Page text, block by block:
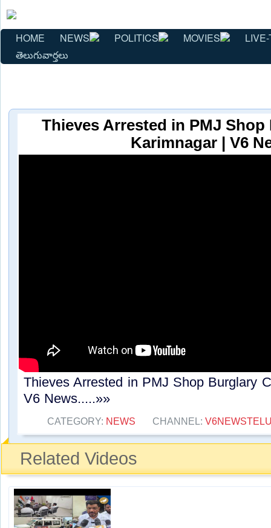
HOME NEWS POLITICS MOVIES
తెలుగువార్తలు
Thieves Arrested in PMJ Shop
Karimnagar | V6
Thieves Arrested in PMJ Shop Burglary
V6 News.....»»
CATEGORY: NEWS CHANNEL:
Related Videos